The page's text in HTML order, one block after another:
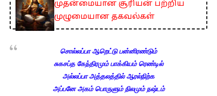
முதன்மையான சூரியன் பற்றிய
முழுமையான தகவல்கள்
சொல்லப்பா ஆறெட்டு பன்னிரண்டும்
சுகசப்த கேந்திரமும் பாக்கியம் ரெண்டில்
அல்லப்பா அத்தலத்தில் ஆரல்நிற்க
அப்பனே அகம் பொருளும் நிலமும் நஷ்டம்